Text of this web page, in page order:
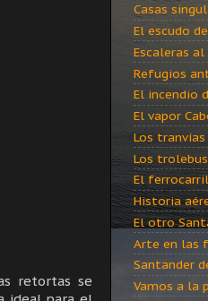
retortas se
Casas
El escudo
Escaleras
Refugios
El incendio
El vapor
Los
Los
El
Historia
El otro
Arte en las
Santander
Vamos a la